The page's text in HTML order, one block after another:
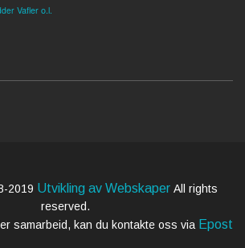
Vafler o.l.
2019 Utvikling av Webskaper All rights
reserved.
samarbeid, kan du kontakte oss via Epost